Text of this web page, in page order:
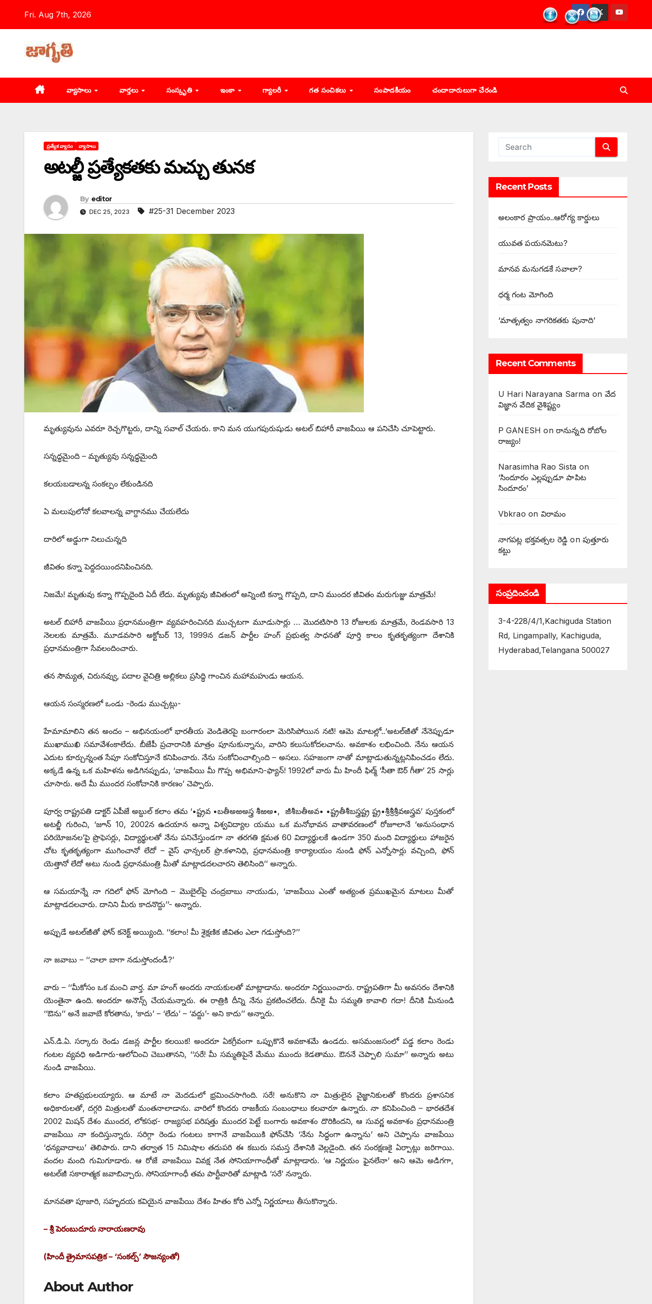
Fri. Aug 7th, 2026
వ్యాసాలు వార్తలు సంస్కృతి ఇంకా గ్యాలరీ గత సంచికలు సంపాదకీయం చందాదారులుగా చేరండి
ప్రత్యేక వ్యాసం వ్యాసాలు
అటల్జీ ప్రత్యేకతకు మచ్చు తునక
By editor
DEC 25, 2023 #25-31 December 2023
మృత్యువును ఎవరూ రెచ్చగొట్టరు, దాన్ని సవాల్‌ ‌చేయరు. కాని మన యుగపురుషుడు అటల్‌ ‌బిహారీ వాజపేయి ఆ పనిచేసి చూపెట్టారు.
సన్నద్ధమైంది – మృత్యువు సన్నద్ధమైంది
కలయబడాలన్న సంకల్పం లేకుండినది
ఏ మలుపులోనో కలవాలన్న వాగ్దానము చేయలేదు
దారిలో అడ్డుగా నిలుచున్నది
జీవితం కన్నా పెద్దదయిందనిపించినది.
నిజమే! మృతువు కన్నా గొప్పదైంది ఏదీ లేదు. మృత్యువు జీవితంలో అన్నింటి కన్నా గొప్పది, దాని ముందర జీవితం మరుగుజ్జు మాత్రమే!
అటల్‌ ‌బిహారీ వాజపేయి ప్రధానమంత్రిగా వ్యవహరించినది ముచ్చటగా మూడుసార్లు … మొదటిసారి 13 రోజులకు మాత్రమే, రెండవసారి 13
నెలలకు మాత్రమే. మూడవసారి అక్టోబర్‌ 13, 1999‌న డజన్‌ ‌పార్టీల హంగ్‌ ‌ప్రభుత్వ సాధనతో పూర్తి కాలం కృతకృత్యంగా దేశానికి
ప్రధానమంత్రిగా సేవలందించారు.
తన సౌమ్యత, చిరునవ్వు, పదాల వైచిత్రి అల్లికలు ప్రసిద్ధి గాంచిన మహామహుడు ఆయన.
ఆయన సంస్మరణలో ఒండు -రెండు ముచ్చట్లు-
హేమామాలిని తన అందం – అభినయంలో భారతీయ వెండితెరపై బంగారంలా మెరిసిపోయిన నటి! ఆమె మాటల్లో..‘అటల్‌జీతో నేనెప్పుడూ
ముఖాముఖి సమావేశంకాలేదు. బీజేపీ ప్రచారానికి మాత్రం పూనుకున్నాను, వారిని కలుసుకోదలచాను. అవకాశం లభించింది. నేను ఆయన
ఎదుట కూర్చున్నంత సేపూ సంకోచిస్తూనే కనిపించారు. నేను సంకోచించాల్సింది – అసలు. సహజంగా నాతో మాట్లాడుతున్నట్లనిపించడం లేదు.
అక్కడే ఉన్న ఒక మహిళను అడిగినప్పుడు, ‘వాజపేయి మీ గొప్ప అభిమాని-ఫ్యాన్‌! 1992‌లో వారు మీ హిందీ ఫిల్మ్ ‘‌సీతా ఔర్‌ ‌గీతా’ 25 సార్లు
చూసారు. అదే మీ ముందర సంకోచానికి కారణం’ చెప్పారు.
పూర్వ రాష్ట్రపతి డాక్టర్‌ ఏపీజే అబ్దుల్‌ ‌కలాం తమ ‘•ష్ట్రవ •బతీఅఱఅస్త్ర శీఱఅ•, జీశీబతీఅవ• •ష్ట్రతీశీబస్త్రష్ట్ర ష్ట్ర•శ్రీశ్రీశ్రీవఅస్త్రవ’ పుస్తకంలో
అటల్జీ గురించి, ‘జూన్‌ 10, 2002‌న ఉదయాన అన్నా విశ్వవిద్యాల యము ఒక మనోభావన వాతావరణంలో రోజూలానే ‘అనుసంధాన
పరియోజనల’పై ప్రొఫెసర్లు, విద్యార్థులతో నేను పనిచేస్తుండగా నా తరగతి క్షమత 60 విద్యార్థులకే ఉండగా 350 మంది విద్యార్థులు హాజరైన
చోట కృతకృత్యంగా ముగించానో లేదో – వైస్‌ ‌ఛాన్సలర్‌ ‌ప్రొ.కళానిధి, ప్రధానమంత్రి కార్యాలయం నుండి ఫోన్‌ ఎన్నోసార్లు వచ్చింది, ఫోన్‌
‌యెత్తానో లేదో అటు నుండి ప్రధానమంత్రి మీతో మాట్లాడదలచారని తెలిసింది’’ అన్నారు.
ఆ సమయాన్నే నా గదిలో ఫోన్‌ ‌మోగింది – మొబైల్‌పై చంద్రబాబు నాయుడు, ‘వాజపేయి ఎంతో అత్యంత ప్రముఖమైన మాటలు మీతో
మాట్లాడదలచారు. దానిని మీరు కాదనొద్దు’’- అన్నారు.
అప్పుడే అటల్‌జీతో ఫోన్‌ ‌కనెక్ట్ అయ్యింది. ‘‘కలాం! మీ శైక్షణిక జీవితం ఎలా గడుస్తోంది?’’
నా జవాబు – ‘‘చాలా బాగా నడుస్తోందండీ?’
వారు – ‘‘మీకోసం ఒక మంచి వార్త. మా హంగ్‌ అం‌దరు నాయకులతో మాట్లాడాను. అందరూ నిర్ణయించారు. రాష్ట్రపతిగా మీ అవసరం దేశానికి
యెంతైనా ఉంది. అందరూ అనౌన్స్ ‌చేయమన్నారు. ఈ రాత్రికి దీన్ని నేను ప్రకటించలేదు. దీనికై మీ సమ్మతి కావాలి గదా! దీనికి మీనుండి
‘‘ఔను’’ అనే జవాబే కోరతాను, ‘కాదు’ – ‘లేదు’ – ‘వద్దు’- అని కాదు’’ అన్నారు.
ఎన్‌.‌డి.ఏ. సర్కారు రెండు డజన్ల పార్టీల కలయిక! అందరూ ఏకగ్రీవంగా ఒప్పుకొనే అవకాశమే ఉండదు. అసమంజసంలో పడ్డ కలాం రెండు
గంటల వ్యవధి అడిగారు-ఆలోచించి చెబుతానని, ‘‘సరే! మీ సమ్మతిపైనే మేము ముందు కెడతాము. ఔననే చెప్పాలి సుమా’’ అన్నారు అటు
నుండి వాజపేయి.
కలాం హతప్రభులయ్యారు. ఆ మాటే నా మెదడులో భ్రమించసాగింది. సరే! అనుకొని నా మిత్రులైన వైజ్ఞానికులతో కొందరు ప్రశాసనిక
అధికారులతో, దగ్గరి మిత్రులతో మంతనాలాడాను. వారిలో కొందరు రాజకీయ సంబంధాలు కలవారూ ఉన్నారు. నా కనిపించింది – భారతదేశ
2002 మిషన్‌ ‌దేశం ముందర, లోకసభ- రాజ్యసభ పరిషత్తు ముందర పెట్టే బంగారు అవకాశం దొరికిందని, ఆ సువర్ణ అవకాశం ప్రధానమంత్రి
వాజపేయి నా కందిస్తున్నారు. సరిగ్గా రెండు గంటలు కాగానే వాజపేయికి ఫోన్‌చేసి ‘నేను సిద్ధంగా ఉన్నాను’ అని చెప్పాను వాజపేయి
‘ధన్యవాదాలు’ తెలిపారు. దాని తర్వాత 15 నిమిషాల తదుపరి ఈ కబురు సమస్త దేశానికి వెల్లడైంది. తన సంరక్షణకై ఏర్పాట్లు జరిగాయి.
వందల మంది గుమిగూడారు. ఆ రోజే వాజపేయి వివక్ష నేత సోనియాగాంధీతో మాట్లాడారు. ‘ఆ నిర్ణయం ఫైనలేనా’ అని ఆమె అడిగగా,
అటల్‌జీ సకారాత్మక జవాబిచ్చారు. సోనియాగాంధీ తమ పార్టీవారితో మాట్లాడి ‘సరే’ నన్నారు.
మానవతా పూజారి, సహృదయ కవియైన వాజపేయి దేశం హితం కోరి ఎన్నో నిర్ణయాలు తీసుకొన్నారు.
– శ్రీ పెరంబుదూరు నారాయణరావు
(హిందీ త్రైమాసపత్రిక – ‘సంకల్ప్’ ‌సౌజన్యంతో)
About Author
Recent Posts
అలంకార ప్రాయం..ఆరోగ్య కార్డులు
యువత పయనమెటు?
మానవ మనుగడకే సవాలా?
ధర్మ గంట మోగింది
‘మాతృత్వం నాగరికతకు పునాది’
Recent Comments
U Hari Narayana Sarma on వేద
విజ్ఞాన వేదిక వైశిష్ట్యం
P GANESH on ‌రానున్నది రోబోల
రాజ్యం!
Narasimha Rao Sista on
‘సిందూరం ఎల్లప్పుడూ పాపిట
సిందూరం’
Vbkrao on విరామం
నాగపట్ల భక్తవత్సల రెడ్డి on పుత్తూరు
కట్టు
సంప్రదించండి
3-4-228/4/1,Kachiguda Station
Rd, Lingampally, Kachiguda,
Hyderabad,Telangana 500027